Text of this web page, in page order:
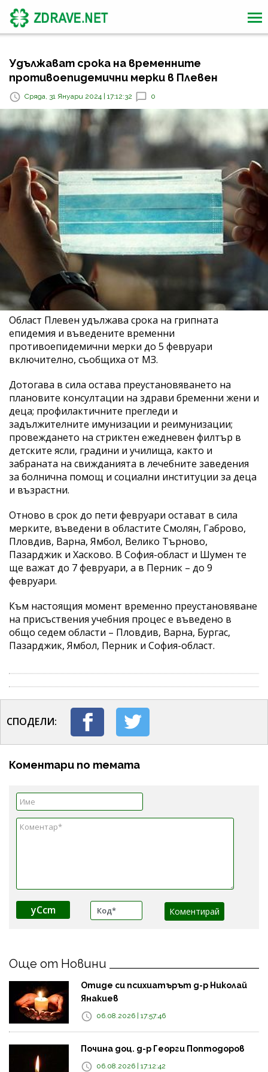
Удължават срока на временните
противоепидемични мерки в Плевен
Сряда, 31 Януари 2024 | 17:12:32 0
Област Плевен удължава срока на грипната
епидемия и въведените временни
противоепидемични мерки до 5 февруари
включително, съобщиха от МЗ.
Дотогава в сила остава преустановяването на
плановите консултации на здрави бременни жени и
деца; профилактичните прегледи и
задължителните имунизации и реимунизации;
провеждането на стриктен ежедневен филтър в
детските ясли, градини и училища, както и
забраната на свижданията в лечебните заведения
за болнична помощ и социални институции за деца
и възрастни.
Отново в срок до пети февруари остават в сила
мерките, въведени в областите Смолян, Габрово,
Пловдив, Варна, Ямбол, Велико Търново,
Пазарджик и Хасково. В София-област и Шумен те
ще важат до 7 февруари, а в Перник – до 9
февруари.
Към настоящия момент временно преустановяване
на присъствения учебния процес е въведено в
общо седем области – Пловдив, Варна, Бургас,
Пазарджик, Ямбол, Перник и София-област.
СПОДЕЛИ:
Коментари по темата
yCcm
Още от Новини
Отиде си психиатърът д-р Николай
Янакиев
06.08.2026 | 17:57:46
Почина доц. д-р Георги Поптодоров
06.08.2026 | 17:12:42